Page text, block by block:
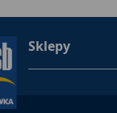
Sklepy